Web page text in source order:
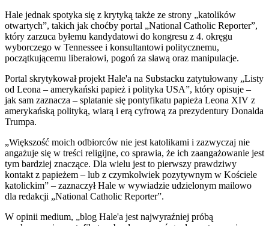
Hale jednak spotyka się z krytyką także ze strony „katolików
otwartych”, takich jak choćby portal „National Catholic Reporter”,
który zarzuca byłemu kandydatowi do kongresu z 4. okręgu
wyborczego w Tennessee i konsultantowi politycznemu,
początkującemu liberałowi, pogoń za sławą oraz manipulacje.
Portal skrytykował projekt Hale'a na Substacku zatytułowany „Listy
od Leona – amerykański papież i polityka USA”, który opisuje –
jak sam zaznacza – splatanie się pontyfikatu papieża Leona XIV z
amerykańską polityką, wiarą i erą cyfrową za prezydentury Donalda
Trumpa.
„Większość moich odbiorców nie jest katolikami i zazwyczaj nie
angażuje się w treści religijne, co sprawia, że ​​ich zaangażowanie jest
tym bardziej znaczące. Dla wielu jest to pierwszy prawdziwy
kontakt z papieżem – lub z czymkolwiek pozytywnym w Kościele
katolickim” – zaznaczył Hale w wywiadzie udzielonym mailowo
dla redakcji „National Catholic Reporter”.
W opinii medium, „blog Hale'a jest najwyraźniej próbą